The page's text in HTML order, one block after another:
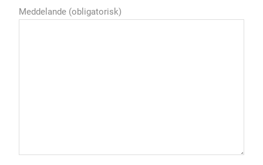
Meddelande (obligatorisk)